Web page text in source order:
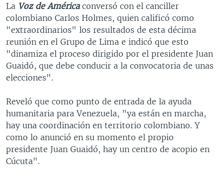
La Voz de América conversó con el canciller
colombiano Carlos Holmes​, quien calificó como
"extraordinarios" los resultados de esta décima
reunión en el Grupo de Lima e indicó que esto
"dinamiza el proceso dirigido por el presidente Juan
Guaidó, que debe conducir a la convocatoria de unas
elecciones".
Reveló que como punto de entrada de la ayuda
humanitaria para Venezuela, "ya están en marcha,
hay una coordinación en territorio colombiano. Y
como lo anunció en su momento el propio
presidente Juan Guaidó, hay un centro de acopio en
Cúcuta".